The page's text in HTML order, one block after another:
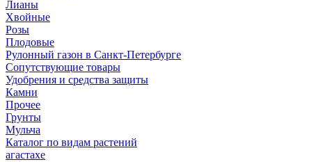
Лианы
Хвойные
Розы
Плодовые
Рулонный газон в Санкт-Петербурге
Сопутствующие товары
Удобрения и средства защиты
Камни
Прочее
Грунты
Мульча
Каталог по видам растений
агастахе